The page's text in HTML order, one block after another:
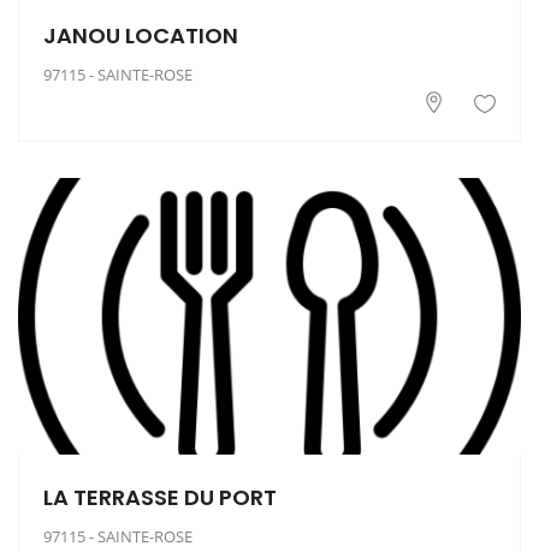
JANOU LOCATION
97115 - SAINTE-ROSE
LA TERRASSE DU PORT
97115 - SAINTE-ROSE